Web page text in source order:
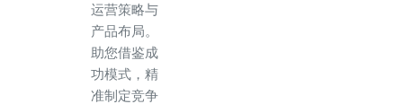
运营策略与
产品布局。
助您借鉴成
功模式，精
准制定竞争